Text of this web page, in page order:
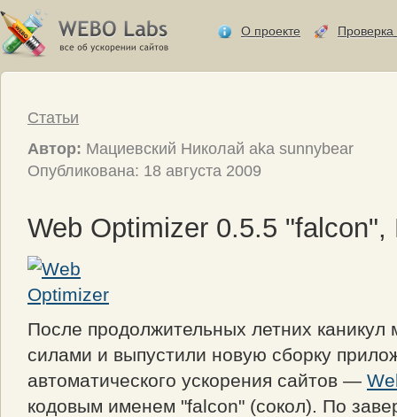
О проекте Проверка
Статьи
Автор: Мациевский Николай aka sunnybear
Опубликована: 18 августа 2009
Web Optimizer 0.5.5 "falcon",
После продолжительных летних каникул
силами и выпустили новую сборку
автоматического ускорения сайтов —
кодовым именем "falcon" (сокол). По